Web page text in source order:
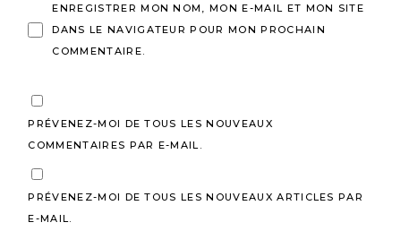
ENREGISTRER MON NOM, MON E-MAIL ET MON SITE
DANS LE NAVIGATEUR POUR MON PROCHAIN
COMMENTAIRE.
PRÉVENEZ-MOI DE TOUS LES NOUVEAUX
COMMENTAIRES PAR E-MAIL.
PRÉVENEZ-MOI DE TOUS LES NOUVEAUX ARTICLES PAR
E-MAIL.